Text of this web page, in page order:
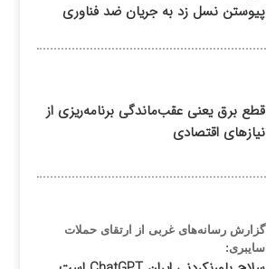
پیوستن نسل زد به جریان ضد فناوری
قطع برق یعنی عقب‌ماندگی برنامه‌ریزی از
نیازهای اقتصادی
گزارش رسانه‌های غربی از ارتقای حملات
سایبری: